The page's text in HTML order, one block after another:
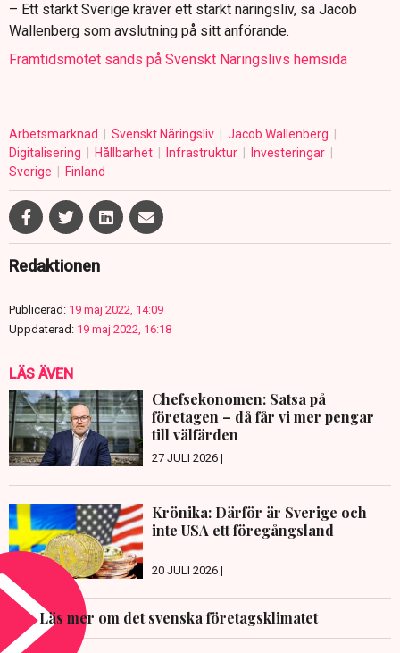
– Ett starkt Sverige kräver ett starkt näringsliv, sa Jacob
Wallenberg som avslutning på sitt anförande.
Framtidsmötet sänds på Svenskt Näringslivs hemsida
Arbetsmarknad Svenskt Näringsliv
Jacob Wallenberg
Digitalisering
Hållbarhet Infrastruktur
Investeringar
Sverige
Finland
Redaktionen
Publicerad: 19 maj 2022, 14:09
Uppdaterad: 19 maj 2022, 16:18
LÄS ÄVEN
Chefsekonomen: Satsa på
företagen – då får vi mer pengar
till välfärden
27 JULI 2026 |
Krönika: Därför är Sverige och
inte USA ett föregångsland
20 JULI 2026 |
Läs mer om det svenska företagsklimatet